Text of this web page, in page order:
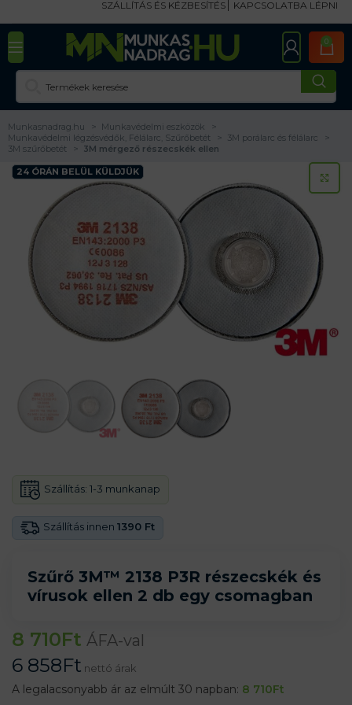
SZÁLLÍTÁS ÉS KÉZBESÍTÉS KAPCSOLATBA LÉPNI
0
Munkasnadrag.hu
Munkavédelmi eszközök
Munkavédelmi légzésvédők, Félálarc, Szűrőbetét
3M porálarc és félálarc
3M szűrőbetét
3M mérgező részecskék ellen
24 ÓRÁN BELÜL KÜLDJÜK
Szűrő 3M™ 2138 P3R részecskék és
vírusok ellen 2 db egy csomagban
Szállítás innen 1390 Ft
Szállítás: 1-3 munkanap
8 710Ft ÁFA-val
6 858Ft nettó árak
A legalacsonyabb ár az elmúlt 30 napban: 8 710Ft